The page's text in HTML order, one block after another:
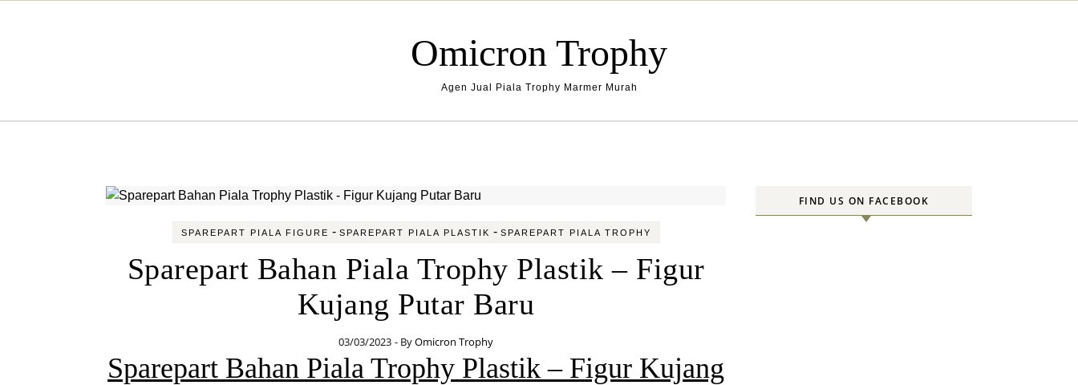
Omicron Trophy
Agen Jual Piala Trophy Marmer Murah
SPAREPART PIALA FIGURE - SPAREPART PIALA PLASTIK - SPAREPART PIALA TROPHY
Sparepart Bahan Piala Trophy Plastik – Figur
Kujang Putar Baru
03/03/2023 - ByOmicron Trophy
Sparepart Bahan Piala Trophy Plastik – Figur Kujang
FIND US ON FACEBOOK